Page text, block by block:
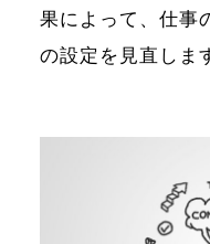
果によって、仕事
の設定を見直しま